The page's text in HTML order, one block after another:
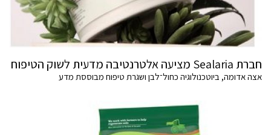
חברת Sealaria מציעה אלטרנטיבה מדעית לשוק הטיפוח
אצה אדומה, ביוטכנולוגיה כחול־לבן ושגרת טיפוח מבוססת מדע